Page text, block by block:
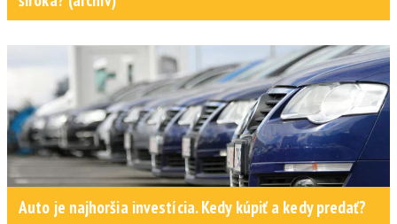
Auto je najhoršia investícia. Kedy kúpiť a kedy predať?